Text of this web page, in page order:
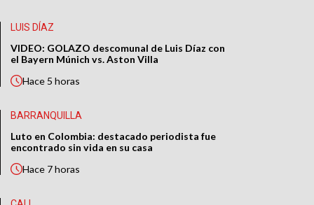
LUIS DÍAZ
VIDEO: GOLAZO descomunal de Luis Díaz con
el Bayern Múnich vs. Aston Villa
Hace 5 horas
BARRANQUILLA
Luto en Colombia: destacado periodista fue
encontrado sin vida en su casa
Hace 7 horas